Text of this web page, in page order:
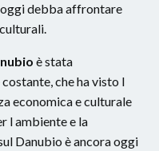
debba affrontare
è stata
che ha visto l
economica e culturale
l ambiente e la
Danubio è ancora oggi